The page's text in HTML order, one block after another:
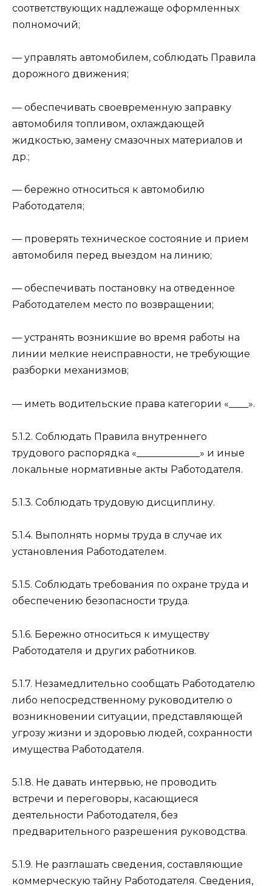
соответствующих надлежаще оформленных
полномочий;
— управлять автомобилем, соблюдать Правила
дорожного движения;
— обеспечивать своевременную заправку
автомобиля топливом, охлаждающей
жидкостью, замену смазочных материалов и
др.;
— бережно относиться к автомобилю
Работодателя;
— проверять техническое состояние и прием
автомобиля перед выездом на линию;
— обеспечивать постановку на отведенное
Работодателем место по возвращении;
— устранять возникшие во время работы на
линии мелкие неисправности, не требующие
разборки механизмов;
— иметь водительские права категории «____».
5.1.2. Соблюдать Правила внутреннего
трудового распорядка «_____________» и иные
локальные нормативные акты Работодателя.
5.1.3. Соблюдать трудовую дисциплину.
5.1.4. Выполнять нормы труда в случае их
установления Работодателем.
5.1.5. Соблюдать требования по охране труда и
обеспечению безопасности труда.
5.1.6. Бережно относиться к имуществу
Работодателя и других работников.
5.1.7. Незамедлительно сообщать Работодателю
либо непосредственному руководителю о
возникновении ситуации, представляющей
угрозу жизни и здоровью людей, сохранности
имущества Работодателя.
5.1.8. Не давать интервью, не проводить
встречи и переговоры, касающиеся
деятельности Работодателя, без
предварительного разрешения руководства.
5.1.9. Не разглашать сведения, составляющие
коммерческую тайну Работодателя. Сведения,